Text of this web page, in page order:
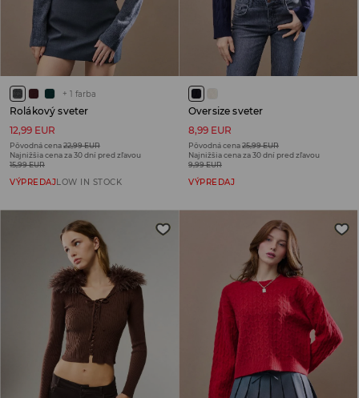
+ 1 farba
Rolákový sveter
12,99 EUR
Pôvodná cena22,99 EUR
Najnižšia cena za 30 dní pred zľavou
15,99 EUR
VÝPREDAJLOW IN STOCK
Oversize sveter
8,99 EUR
Pôvodná cena25,99 EUR
Najnižšia cena za 30 dní pred zľavou
9,99 EUR
VÝPREDAJ